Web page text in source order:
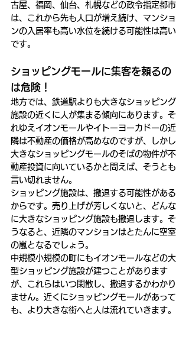
古屋、福岡、仙台、札幌などの政令指定都市
は、これから先も人口が増え続け、マンショ
ンの入居率も高い水位を続ける可能性は高い
です。
ショッピングモールに集客を頼るの
は危険！
地方では、鉄道駅よりも大きなショッピング
施設の近くに人が集まる傾向にあります。そ
れゆえイオンモールやイトーヨーカドーの近
隣は不動産の価格が高めなのですが、しかし
大きなショッピングモールのそばの物件が不
動産投資に向いているかと問えば、そうとも
言い切れません。
ショッピング施設は、撤退する可能性がある
からです。売り上げが芳しくないと、どんな
に大きなショッピング施設も撤退します。そ
うなると、近隣のマンションはとたんに空室
の嵐となるでしょう。
中規模小規模の町にもイオンモールなどの大
型ショッピング施設が建つことがあります
が、これらはいつ閑散し、撤退するかわかり
ません。近くにショッピングモールがあって
も、より大きな街へと人は流れていきます。